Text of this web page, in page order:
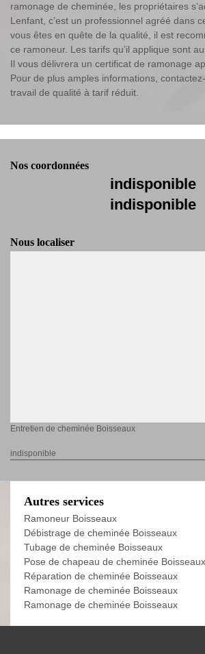
ramonage de cheminée, les propriétaires
Lenfant, c’est un professionnel agréé dans
vous êtes en quête de la qualité, il est
ce ramoneur. Les tarifs qu’il applique sont
Il vous délivrera un certificat de ramonage
Pour de plus amples informations,
travail de qualité à tarif réduit.
Nos coordonnées
indisponible
indisponible
Nous localiser
Entretien de cheminée Boisseaux
indisponible
Autres services
Ramoneur Boisseaux
Débistrage de cheminée Boisseaux
Tubage de cheminée Boisseaux
Pose de chapeau de cheminée Boisseaux
Réparation de cheminée Boisseaux
Ramonage de cheminée Boisseaux
Ramonage de cheminée Boisseaux